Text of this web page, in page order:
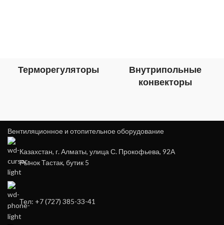
Терморегуляторы
Внутрипольные
конвекторы
Вентиляционное и отопительное оборудование
Казахстан, г. Алматы, улица С. Прокофьева, 92А
Рынок Тастак, бутик 5
Тел: +7 (727) 385-33-41